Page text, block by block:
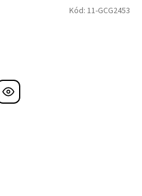
Kód: 11-GCG2453